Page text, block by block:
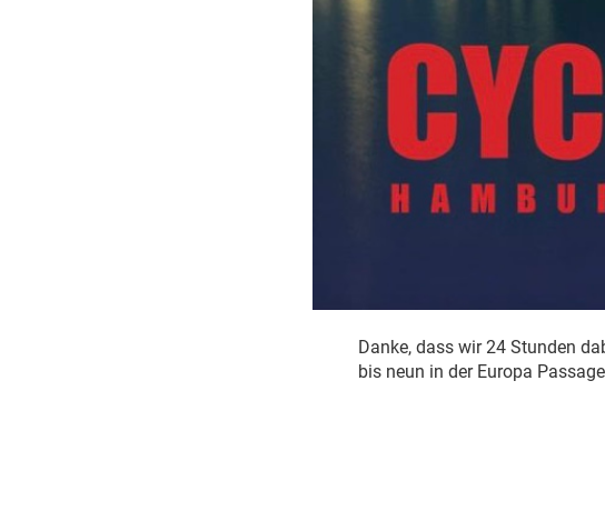
Danke, dass wir 24 Stunden
bis neun in der Europa